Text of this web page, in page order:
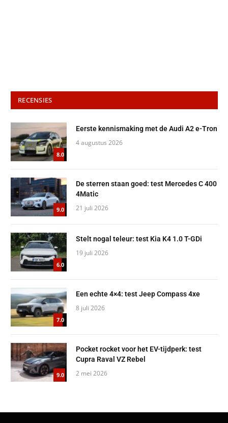
RECENSIES
8.0
Eerste kennismaking met de Audi A2 e-Tron
4 augustus 2026
9.0
De sterren staan goed: test Mercedes C 400
4Matic
21 juli 2026
6.0
Stelt nogal teleur: test Kia K4 1.0 T-GDi
19 juli 2026
7.0
Een echte 4×4: test Jeep Compass 4xe
8 juli 2026
9.0
Pocket rocket voor het EV-tijdperk: test
Cupra Raval VZ Rebel
2 mei 2026